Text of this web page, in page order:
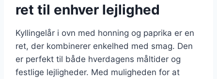
ret til enhver lejlighed
Kyllingelår i ovn med honning og paprika er en
ret, der kombinerer enkelhed med smag. Den
er perfekt til både hverdagens måltider og
festlige lejligheder. Med muligheden for at